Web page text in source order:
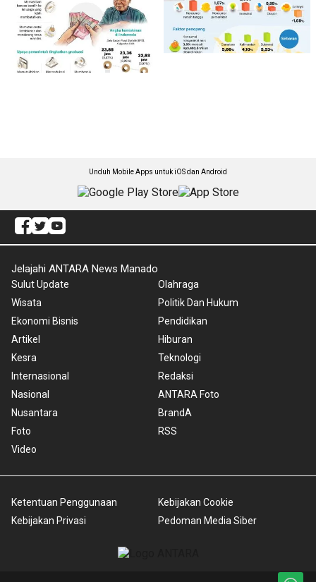
Unduh Mobile Apps untuk iOS dan Android
Jelajahi ANTARA News Manado
Sulut Update
Wisata
Ekonomi Bisnis
Artikel
Kesra
Internasional
Nasional
Nusantara
Foto
Video
Olahraga
Politik Dan Hukum
Pendidikan
Hiburan
Teknologi
Redaksi
ANTARA Foto
BrandA
RSS
Ketentuan Penggunaan
Kebijakan Privasi
Kebijakan Cookie
Pedoman Media Siber